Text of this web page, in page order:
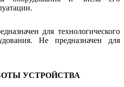
для технологического
Не предназначен для
УСТРОЙСТВА